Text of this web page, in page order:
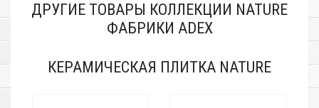
ДРУГИЕ ТОВАРЫ КОЛЛЕКЦИИ NATURE
ФАБРИКИ ADEX
КЕРАМИЧЕСКАЯ ПЛИТКА NATURE